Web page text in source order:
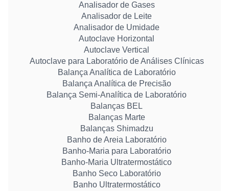
Analisador de Gases
Analisador de Leite
Analisador de Umidade
Autoclave Horizontal
Autoclave Vertical
Autoclave para Laboratório de Análises Clínicas
Balança Analítica de Laboratório
Balança Analítica de Precisão
Balança Semi-Analítica de Laboratório
Balanças BEL
Balanças Marte
Balanças Shimadzu
Banho de Areia Laboratório
Banho-Maria para Laboratório
Banho-Maria Ultratermostático
Banho Seco Laboratório
Banho Ultratermostático